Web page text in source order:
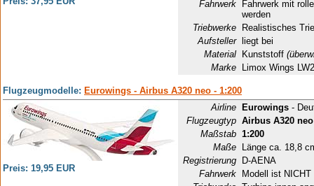
Fahrwerk
Fahrwerk mit
werden
Triebwerke
Realistisches
Aufsteller
liegt bei
Material
Kunststoff
Marke
Limox Wings
Flugzeugmodelle: Eurowings - Airbus A320 neo - 1:200
Preis: 19,95 EUR
Airline Eurowings -
Flugzeugtyp Airbus A320 neo
Maßstab 1:200
Maße
Länge ca. 18,8
Registrierung
D-AENA
Fahrwerk
Modell ist